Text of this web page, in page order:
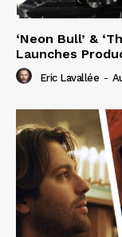
‘Neon Bull’ &
Launches
Eric Lavallée -